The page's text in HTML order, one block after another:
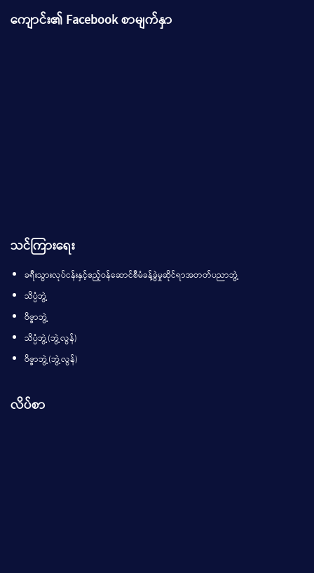
ကျောင်း၏ Facebook စာမျက်နှာ
သင်ကြားရေး
ခရီးသွားလုပ်ငန်းနှင့်ဧည့်ဝန်ဆောင်စီမံခန့်ခွဲမှုဆိုင်ရာအတတ်ပညာဘွဲ့
သိပ္ပံဘွဲ့
ဝိဇ္ဇာဘွဲ့
သိပ္ပံဘွဲ့(ဘွဲ့လွန်)
ဝိဇ္ဇာဘွဲ့(ဘွဲ့လွန်)
လိပ်စာ